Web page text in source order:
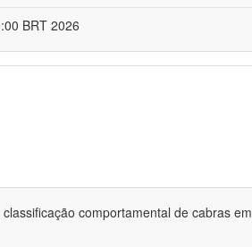
BRT 2026
comportamental de cabras em